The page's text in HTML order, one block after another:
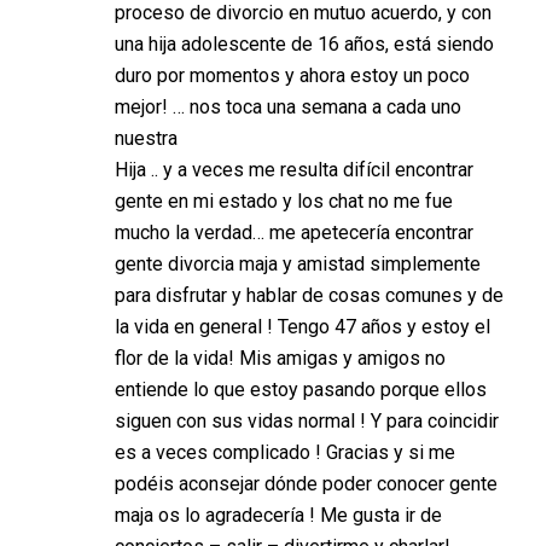
proceso de divorcio en mutuo acuerdo, y con
una hija adolescente de 16 años, está siendo
duro por momentos y ahora estoy un poco
mejor! … nos toca una semana a cada uno
nuestra
Hija .. y a veces me resulta difícil encontrar
gente en mi estado y los chat no me fue
mucho la verdad… me apetecería encontrar
gente divorcia maja y amistad simplemente
para disfrutar y hablar de cosas comunes y de
la vida en general ! Tengo 47 años y estoy el
flor de la vida! Mis amigas y amigos no
entiende lo que estoy pasando porque ellos
siguen con sus vidas normal ! Y para coincidir
es a veces complicado ! Gracias y si me
podéis aconsejar dónde poder conocer gente
maja os lo agradecería ! Me gusta ir de